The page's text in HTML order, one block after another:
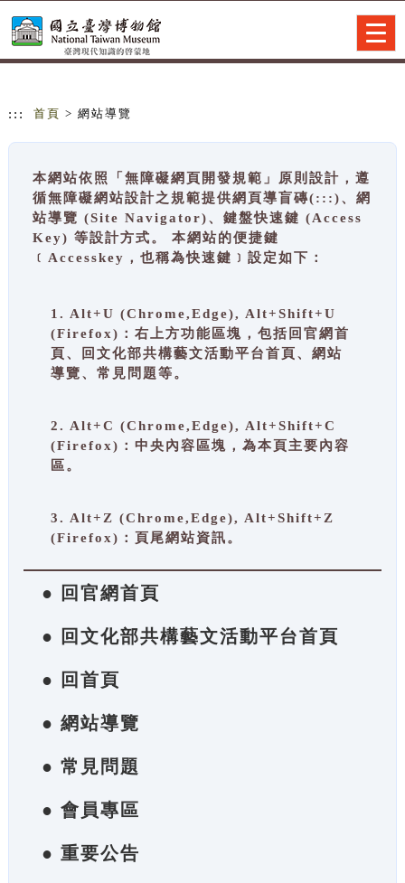
::: 首頁 > 網站導覽
本網站依照「無障礙網頁開發規範」原則設計，遵
循無障礙網站設計之規範提供網頁導盲磚(:::)、網
站導覽 (Site Navigator)、鍵盤快速鍵 (Access
Key) 等設計方式。 本網站的便捷鍵
﹝Accesskey，也稱為快速鍵﹞設定如下：
1. Alt+U (Chrome,Edge), Alt+Shift+U
(Firefox)：右上方功能區塊，包括回官網首
頁、回文化部共構藝文活動平台首頁、網站
導覽、常見問題等。
2. Alt+C (Chrome,Edge), Alt+Shift+C
(Firefox)：中央內容區塊，為本頁主要內容
區。
3. Alt+Z (Chrome,Edge), Alt+Shift+Z
(Firefox)：頁尾網站資訊。
● 回官網首頁
● 回文化部共構藝文活動平台首頁
● 回首頁
● 網站導覽
● 常見問題
● 會員專區
● 重要公告